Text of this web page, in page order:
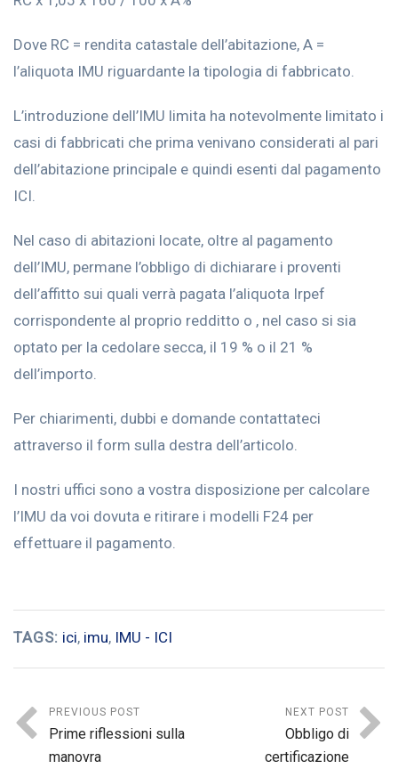
Dove RC = rendita catastale dell’abitazione, A =
l’aliquota IMU riguardante la tipologia di fabbricato.
L’introduzione dell’IMU limita ha notevolmente limitato i
casi di fabbricati che prima venivano considerati al pari
dell’abitazione principale e quindi esenti dal pagamento
ICI.
Nel caso di abitazioni locate, oltre al pagamento
dell’IMU, permane l’obbligo di dichiarare i proventi
dell’affitto sui quali verrà pagata l’aliquota Irpef
corrispondente al proprio redditto o , nel caso si sia
optato per la cedolare secca, il 19 % o il 21 %
dell’importo.
Per chiarimenti, dubbi e domande contattateci
attraverso il form sulla destra dell’articolo.
I nostri uffici sono a vostra disposizione per calcolare
l’IMU da voi dovuta e ritirare i modelli F24 per
effettuare il pagamento.
TAGS: ici, imu, IMU - ICI
PREVIOUS POST
Prime riflessioni sulla
manovra
NEXT POST
Obbligo di
certificazione